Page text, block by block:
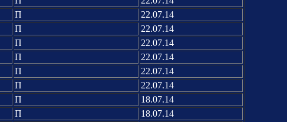
П
22.07.14
П
22.07.14
П
22.07.14
П
22.07.14
П
22.07.14
П
22.07.14
П
18.07.14
П
18.07.14